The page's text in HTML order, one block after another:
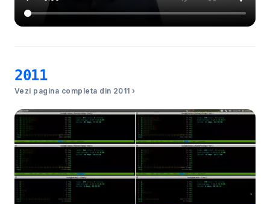
2011
Vezi pagina completa din 2011 ›